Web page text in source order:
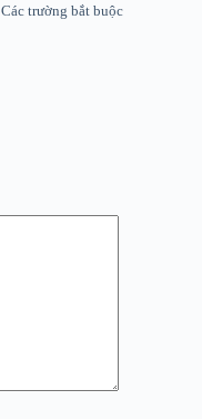
Các trường bắt buộc